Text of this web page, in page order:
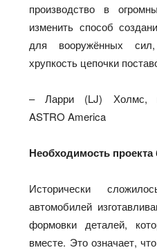
производство в
изменить способ
для вооружённых
хрупкость цепочки
– Ларри (LJ) Холмс,
ASTRO America
Необходимость
Исторически
автомобилей
формовки деталей,
вместе. Это означает,